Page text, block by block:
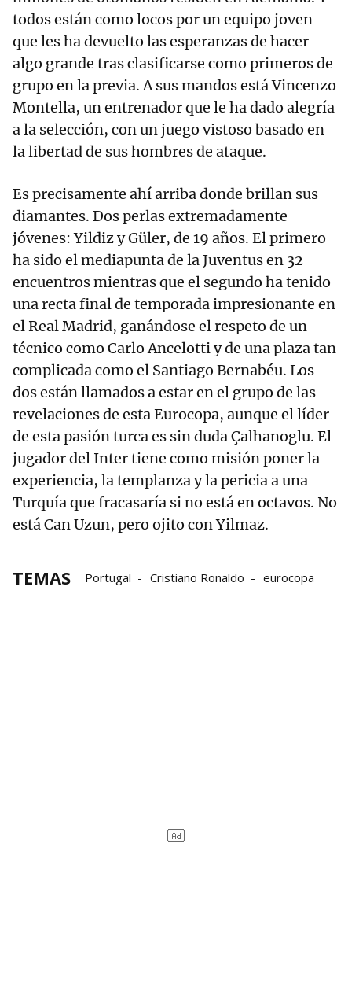
todos están como locos por un equipo joven
que les ha devuelto las esperanzas de hacer
algo grande tras clasificarse como primeros de
grupo en la previa. A sus mandos está Vincenzo
Montella, un entrenador que le ha dado alegría
a la selección, con un juego vistoso basado en
la libertad de sus hombres de ataque.
Es precisamente ahí arriba donde brillan sus
diamantes. Dos perlas extremadamente
jóvenes: Yildiz y Güler, de 19 años. El primero
ha sido el mediapunta de la Juventus en 32
encuentros mientras que el segundo ha tenido
una recta final de temporada impresionante en
el Real Madrid, ganándose el respeto de un
técnico como Carlo Ancelotti y de una plaza tan
complicada como el Santiago Bernabéu. Los
dos están llamados a estar en el grupo de las
revelaciones de esta Eurocopa, aunque el líder
de esta pasión turca es sin duda Çalhanoglu. El
jugador del Inter tiene como misión poner la
experiencia, la templanza y la pericia a una
Turquía que fracasaría si no está en octavos. No
está Can Uzun, pero ojito con Yilmaz.
TEMAS Portugal Cristiano Ronaldo eurocopa